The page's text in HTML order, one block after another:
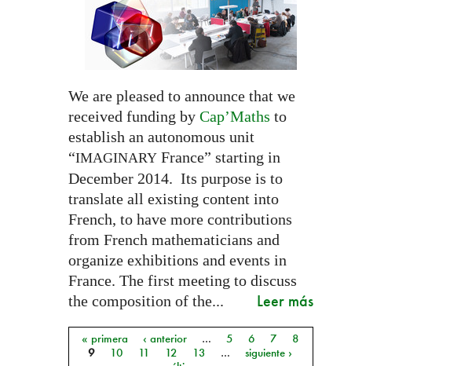
We are pleased to announce that we
received funding by Cap’Maths to
establish an autonomous unit
“IMAGINARYFrance” starting in
December 2014. Its purpose is to
translate all existing content into
French, to have more contributions
from French mathematicians and
organize exhibitions and events in
France. The first meeting to discuss
the composition of the...
Leer más
Páginas
« primera ‹ anterior … 5 6 7
8
9
10 11 12 13 …
siguiente ›